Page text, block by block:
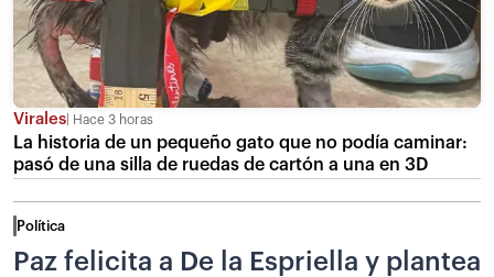
Virales Hace 3 horas
La historia de un pequeño gato que no podía caminar:
pasó de una silla de ruedas de cartón a una en 3D
Política
Paz felicita a De la Espriella y plantea